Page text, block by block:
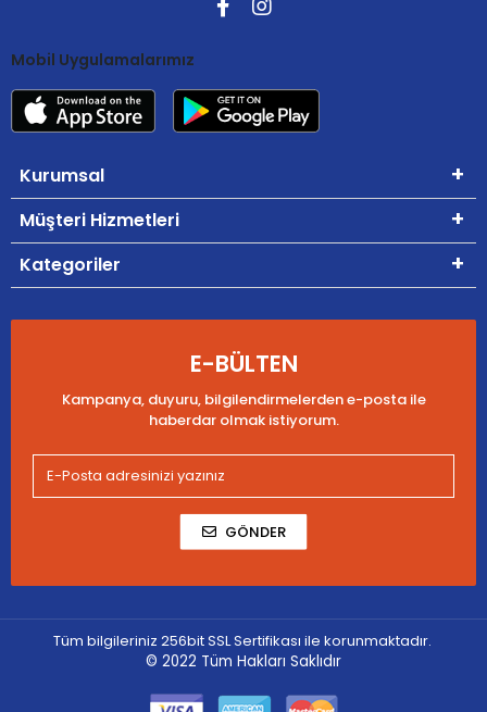
Mobil Uygulamalarımız
Kurumsal
Müşteri Hizmetleri
Kategoriler
E-BÜLTEN
Kampanya, duyuru, bilgilendirmelerden e-posta ile
haberdar olmak istiyorum.
GÖNDER
Tüm bilgileriniz 256bit SSL Sertifikası ile korunmaktadır.
© 2022 Tüm Hakları Saklıdır